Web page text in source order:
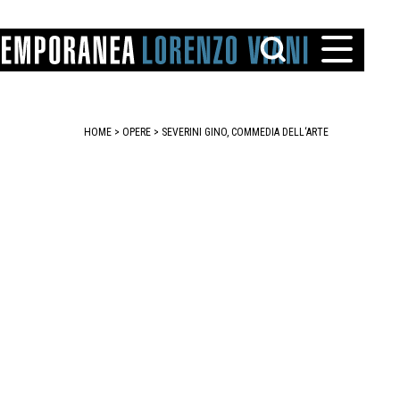
HOME > OPERE > SEVERINI GINO, COMMEDIA DELL‘ARTE